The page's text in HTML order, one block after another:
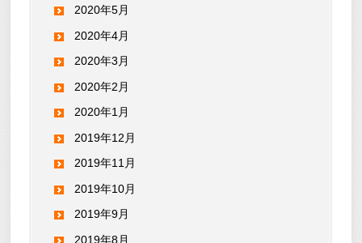
2020年5月
2020年4月
2020年3月
2020年2月
2020年1月
2019年12月
2019年11月
2019年10月
2019年9月
2019年8月